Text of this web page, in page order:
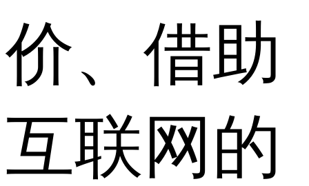
价、借助
互联网的